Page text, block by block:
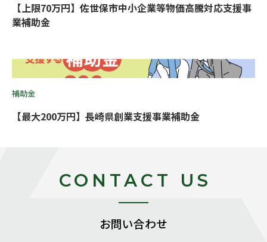
【上限70万円】佐世保市中小企業等物価高騰対応支援事
業補助金
補助金
【最大200万円】長崎県創業支援事業補助金
CONTACT US
お問い合わせ